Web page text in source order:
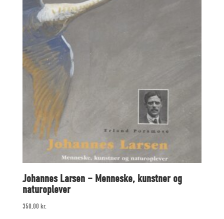
Johannes Larsen – Menneske, kunstner og
naturoplever
350,00 kr.